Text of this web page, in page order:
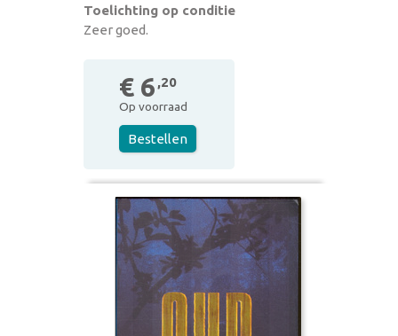
Toelichting op conditie
Zeer goed.
€ 6 ,20
Op voorraad
Bestellen